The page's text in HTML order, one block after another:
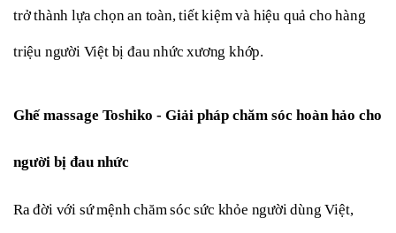
trở thành lựa chọn an toàn, tiết kiệm và hiệu quả cho hàng
triệu người Việt bị đau nhức xương khớp.
Ghế massage Toshiko - Giải pháp chăm sóc hoàn hảo cho
người bị đau nhức
Ra đời với sứ mệnh chăm sóc sức khỏe người dùng Việt,